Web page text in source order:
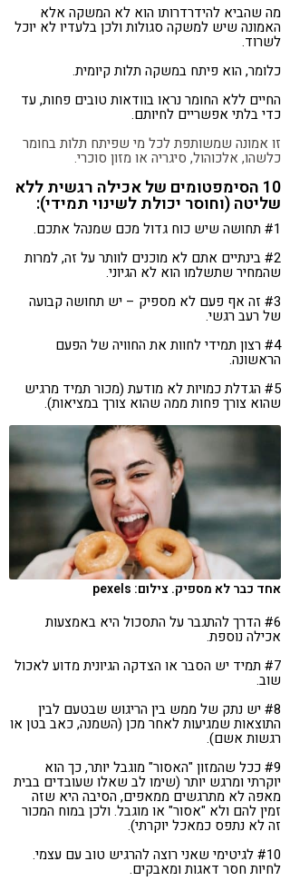
מה שהביא להידרדרותו הוא לא המשקה אלא
האמונה שיש למשקה סגולות ולכן בלעדיו לא יוכל
לשרוד.
כלומר, הוא פיתח במשקה תלות קיומית.
החיים ללא החומר נראו בוודאות טובים פחות, עד
כדי בלתי אפשריים לחיותם.
זו אמונה שמשותפת לכל מי שפיתח תלות בחומר
כלשהו, אלכוהול, סיגריה או מזון סוכרי.
10 הסימפטומים של אכילה רגשית ללא
שליטה (וחוסר יכולת לשינוי תמידי):
#1 תחושה שיש כוח גדול מכם שמנהל אתכם.
#2 בינתיים אתם לא מוכנים לוותר על זה, למרות
שהמחיר שתשלמו הוא לא הגיוני.
#3 זה אף פעם לא מספיק – יש תחושה קבועה
של רעב רגשי.
#4 רצון תמידי לחוות את החוויה של הפעם
הראשונה.
#5 הגדלת כמויות לא מודעת (מכור תמיד מרגיש
שהוא צורך פחות ממה שהוא צורך במציאות).
אחד כבר לא מספיק. צילום: pexels
#6 הדרך להתגבר על התסכול היא באמצעות
אכילה נוספת.
#7 תמיד יש הסבר או הצדקה הגיונית מדוע לאכול
שוב.
#8 יש נתק של ממש בין הריגוש שבטעם לבין
התוצאות שמגיעות לאחר מכן (השמנה, כאב בטן או
רגשות אשם).
#9 ככל שהמזון "האסור" מוגבל יותר, כך הוא
יוקרתי ומרגש יותר (שימו לב שאלו שעובדים בבית
מאפה לא מתרגשים ממאפים, הסיבה היא שזה
זמין להם ולא "אסור" או מוגבל. ולכן במוח המכור
זה לא נתפס כמאכל יוקרתי).
#10 לגיטימי שאני רוצה להרגיש טוב עם עצמי.
לחיות חסר דאגות ומאבקים.